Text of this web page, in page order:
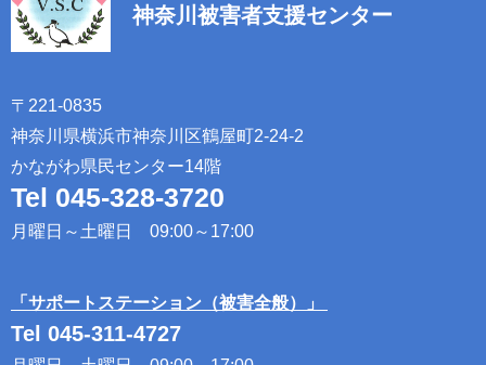
神奈川被害者支援センター
〒221-0835​ ​
神奈川県横浜市神奈川区鶴屋町2-24-2​
​かながわ県民センター14階​​
Tel 045-328-3720
月曜日～土曜日 09:00～17:00​ ​
「サポートステーション（被害全般）」​ ​
Tel 045-311-4727